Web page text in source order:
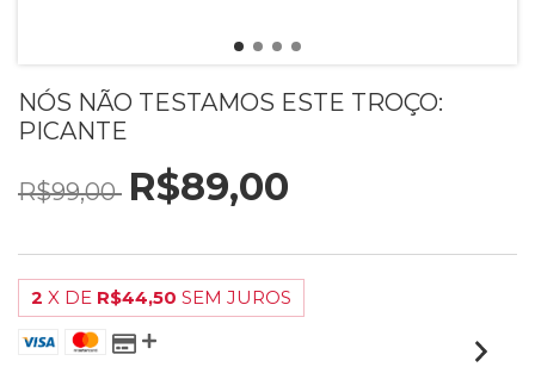
NÓS NÃO TESTAMOS ESTE TROÇO:
PICANTE
R$99,00 R$89,00
2 X DE R$44,50 SEM JUROS